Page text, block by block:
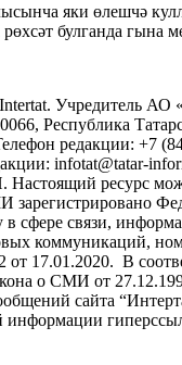
яки өлешчә
рөхсәт булганда гына
Intertat. Учредитель
Республика
редакции: +7
infotat@tatar-
Настоящий ресурс
зарегистрировано
в сфере связи,
коммуникаций,
17.01.2020. В
о СМИ от
сайта
информации